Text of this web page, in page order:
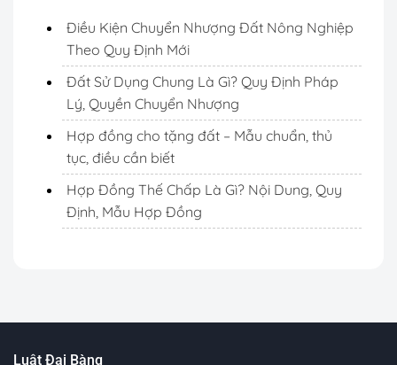
Điều Kiện Chuyển Nhượng Đất Nông Nghiệp
Theo Quy Định Mới
Đất Sử Dụng Chung Là Gì? Quy Định Pháp
Lý, Quyền Chuyển Nhượng
Hợp đồng cho tặng đất – Mẫu chuẩn, thủ
tục, điều cần biết
Hợp Đồng Thế Chấp Là Gì? Nội Dung, Quy
Định, Mẫu Hợp Đồng
Luật Đại Bàng